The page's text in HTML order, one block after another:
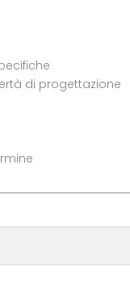
di progettazione